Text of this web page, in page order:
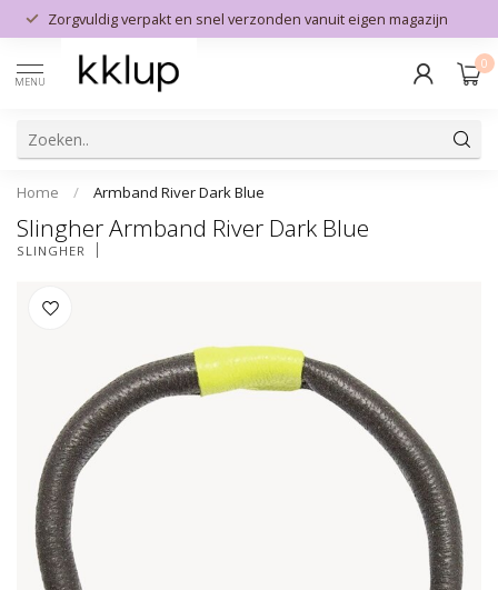
Zorgvuldig verpakt en snel verzonden vanuit eigen magazijn
MENU
0
Home / Armband River Dark Blue
Slingher Armband River Dark Blue
SLINGHER